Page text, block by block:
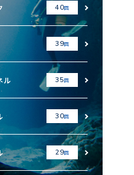
40回
39回
ル 35回
30回
29回